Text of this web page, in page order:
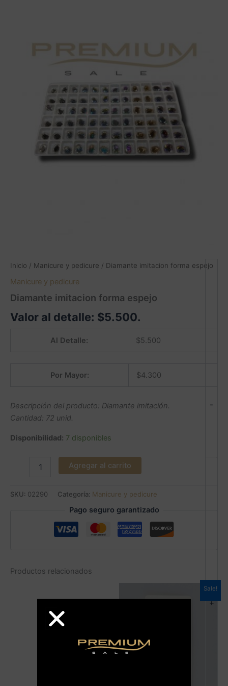
Inicio / Manicure y pedicure / Diamante imitacion forma espejo
Manicure y pedicure
Diamante imitacion forma espejo
Valor al detalle: $5.500.
Al Detalle: $5.500
Por Mayor: $4.300
Descripción del producto: Diamante imitación.
Cantidad: 72 unid.
Disponibilidad: 7 disponibles
-
+
Agregar al carrito
SKU: 02290 Categoría: Manicure y pedicure
Pago seguro garantizado
Productos relacionados
Sale!